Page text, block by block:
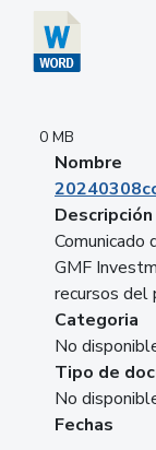
0 MB
Nombre
Descripción
Comunicado
GMF
recursos del
Categoria
No
Tipo de
No
Fechas